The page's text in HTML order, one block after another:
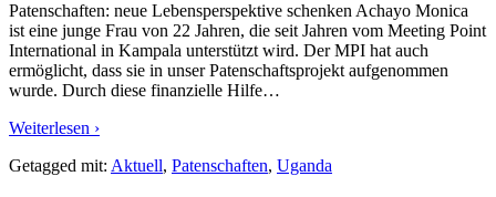
Patenschaften: neue Lebensperspektive schenken Achayo Monica
ist eine junge Frau von 22 Jahren, die seit Jahren vom Meeting Point
International in Kampala unterstützt wird. Der MPI hat auch
ermöglicht, dass sie in unser Patenschaftsprojekt aufgenommen
wurde. Durch diese finanzielle Hilfe…
Weiterlesen ›
Getagged mit: Aktuell, Patenschaften, Uganda